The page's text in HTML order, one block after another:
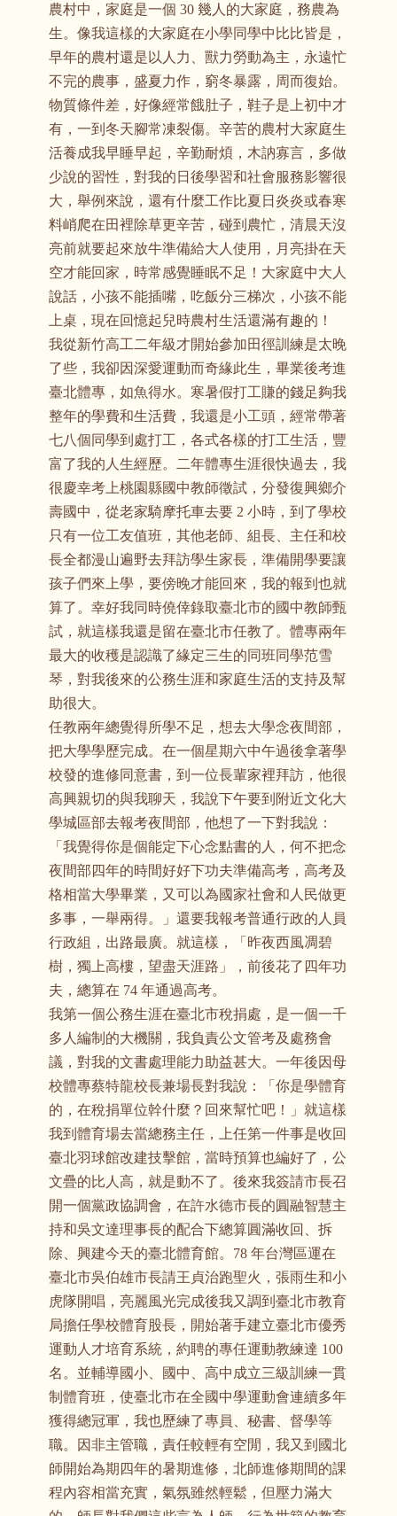
農村中，家庭是一個 30 幾人的大家庭，務農為
生。像我這樣的大家庭在小學同學中比比皆是，
早年的農村還是以人力、獸力勞動為主，永遠忙
不完的農事，盛夏力作，窮冬暴露，周而復始。
物質條件差，好像經常餓肚子，鞋子是上初中才
有，一到冬天腳常凍裂傷。辛苦的農村大家庭生
活養成我早睡早起，辛勤耐煩，木訥寡言，多做
少說的習性，對我的日後學習和社會服務影響很
大，舉例來說，還有什麼工作比夏日炎炎或春寒
料峭爬在田裡除草更辛苦，碰到農忙，清晨天沒
亮前就要起來放牛準備給大人使用，月亮掛在天
空才能回家，時常感覺睡眠不足！大家庭中大人
說話，小孩不能插嘴，吃飯分三梯次，小孩不能
上桌，現在回憶起兒時農村生活還滿有趣的！
我從新竹高工二年級才開始參加田徑訓練是太晚
了些，我卻因深愛運動而奇緣此生，畢業後考進
臺北體專，如魚得水。寒暑假打工賺的錢足夠我
整年的學費和生活費，我還是小工頭，經常帶著
七八個同學到處打工，各式各樣的打工生活，豐
富了我的人生經歷。二年體專生涯很快過去，我
很慶幸考上桃園縣國中教師徵試，分發復興鄉介
壽國中，從老家騎摩托車去要 2 小時，到了學校
只有一位工友值班，其他老師、組長、主任和校
長全都漫山遍野去拜訪學生家長，準備開學要讓
孩子們來上學，要傍晚才能回來，我的報到也就
算了。幸好我同時僥倖錄取臺北市的國中教師甄
試，就這樣我還是留在臺北市任教了。體專兩年
最大的收穫是認識了緣定三生的同班同學范雪
琴，對我後來的公務生涯和家庭生活的支持及幫
助很大。
任教兩年總覺得所學不足，想去大學念夜間部，
把大學學歷完成。在一個星期六中午過後拿著學
校發的進修同意書，到一位長輩家裡拜訪，他很
高興親切的與我聊天，我說下午要到附近文化大
學城區部去報考夜間部，他想了一下對我說：
「我覺得你是個能定下心念點書的人，何不把念
夜間部四年的時間好好下功夫準備高考，高考及
格相當大學畢業，又可以為國家社會和人民做更
多事，一舉兩得。」還要我報考普通行政的人員
行政組，出路最廣。就這樣，「昨夜西風凋碧
樹，獨上高樓，望盡天涯路」，前後花了四年功
夫，總算在 74 年通過高考。
我第一個公務生涯在臺北市稅捐處，是一個一千
多人編制的大機關，我負責公文管考及處務會
議，對我的文書處理能力助益甚大。一年後因母
校體專蔡特龍校長兼場長對我說：「你是學體育
的，在稅捐單位幹什麼？回來幫忙吧！」就這樣
我到體育場去當總務主任，上任第一件事是收回
臺北羽球館改建技擊館，當時預算也編好了，公
文疊的比人高，就是動不了。後來我簽請市長召
開一個黨政協調會，在許水德市長的圓融智慧主
持和吳文達理事長的配合下總算圓滿收回、拆
除、興建今天的臺北體育館。78 年台灣區運在
臺北市吳伯雄市長請王貞治跑聖火，張雨生和小
虎隊開唱，亮麗風光完成後我又調到臺北市教育
局擔任學校體育股長，開始著手建立臺北市優秀
運動人才培育系統，約聘的專任運動教練達 100
名。並輔導國小、國中、高中成立三級訓練一貫
制體育班，使臺北市在全國中學運動會連續多年
獲得總冠軍，我也歷練了專員、秘書、督學等
職。因非主管職，責任較輕有空閒，我又到國北
師開始為期四年的暑期進修，北師進修期間的課
程內容相當充實，氣氛雖然輕鬆，但壓力滿大